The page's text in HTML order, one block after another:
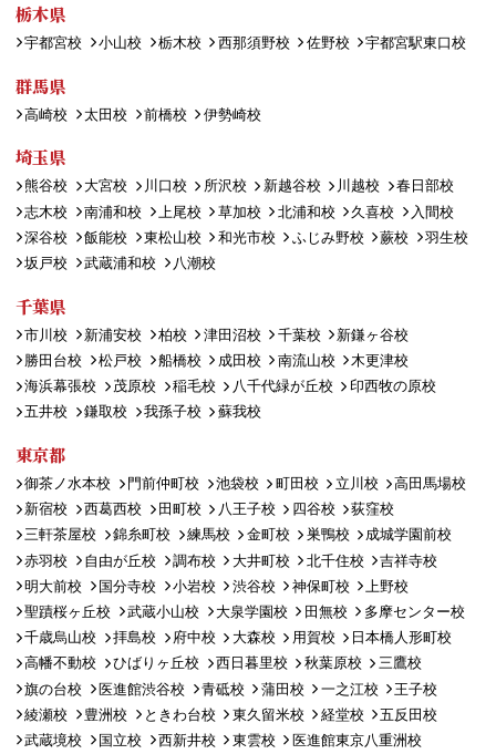
栃木県
宇都宮校 小山校 栃木校 西那須野校 佐野校 宇都宮駅東口校
群馬県
高崎校 太田校 前橋校 伊勢崎校
埼玉県
熊谷校 大宮校 川口校 所沢校 新越谷校 川越校
春日部校
志木校
南浦和校 上尾校 草加校 北浦和校 久喜校
入間校
深谷校
飯能校 東松山校 和光市校 ふじみ野校 蕨校
羽生校
坂戸校
武蔵浦和校 八潮校
千葉県
市川校 新浦安校 柏校 津田沼校 千葉校
新鎌ヶ谷校
勝田台校
松戸校 船橋校 成田校 南流山校
木更津校
海浜幕張校
茂原校 稲毛校 八千代緑が丘校
印西牧の原校
五井校
鎌取校 我孫子校 蘇我校
東京都
御茶ノ水本校 門前仲町校 池袋校 町田校 立川校
高田馬場校
新宿校
西葛西校 田町校 八王子校 四谷校
荻窪校
三軒茶屋校
錦糸町校 練馬校 金町校 巣鴨校
成城学園前校
赤羽校
自由が丘校 調布校 大井町校 北千住校
吉祥寺校
明大前校
国分寺校 小岩校 渋谷校 神保町校
上野校
聖蹟桜ヶ丘校
武蔵小山校 大泉学園校 田無校
多摩センター校
千歳烏山校
拝島校 府中校 大森校 用賀校
日本橋人形町校
高幡不動校
ひばりヶ丘校 西日暮里校 秋葉原校
三鷹校
旗の台校
医進館渋谷校 青砥校 蒲田校 一之江校
王子校
綾瀬校
豊洲校 ときわ台校 東久留米校 経堂校
五反田校
武蔵境校
国立校 西新井校 東雲校
医進館東京八重洲校